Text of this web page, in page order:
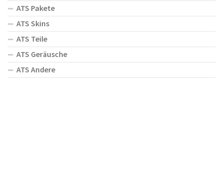
ATS Pakete
ATS Skins
ATS Teile
ATS Geräusche
ATS Andere